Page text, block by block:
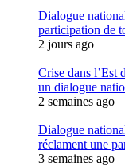
Dialogue
participation de
2 jours ago
Crise dans l’Est
un dialogue
2 semaines ago
Dialogue
réclament une
3 semaines ago